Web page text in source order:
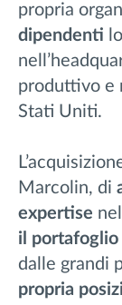
propria
dipendenti
produttivo e
Stati Uniti.
Marcolin, di
expertise
il portafoglio
dalle grandi
propria